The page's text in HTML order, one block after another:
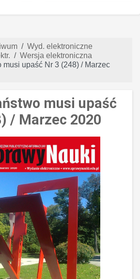
Wyd. elektroniczne
Wersja elektroniczna
musi upaść Nr 3 (248) / Marzec
musi upaść
/ Marzec 2020